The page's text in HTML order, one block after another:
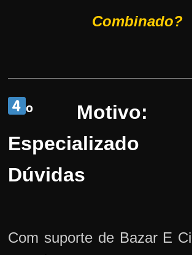
Combinado?
º Motivo:
Dúvidas
Com suporte de Bazar E